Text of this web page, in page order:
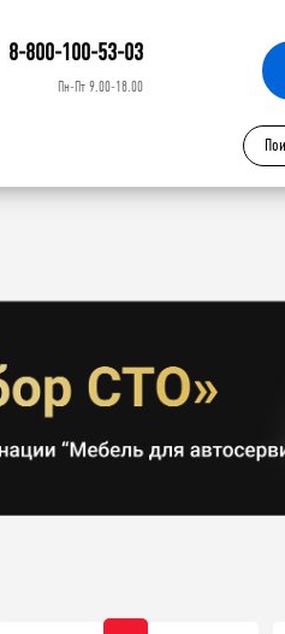
8-800-100-53-03
Пн-Пт 9.00-18.00